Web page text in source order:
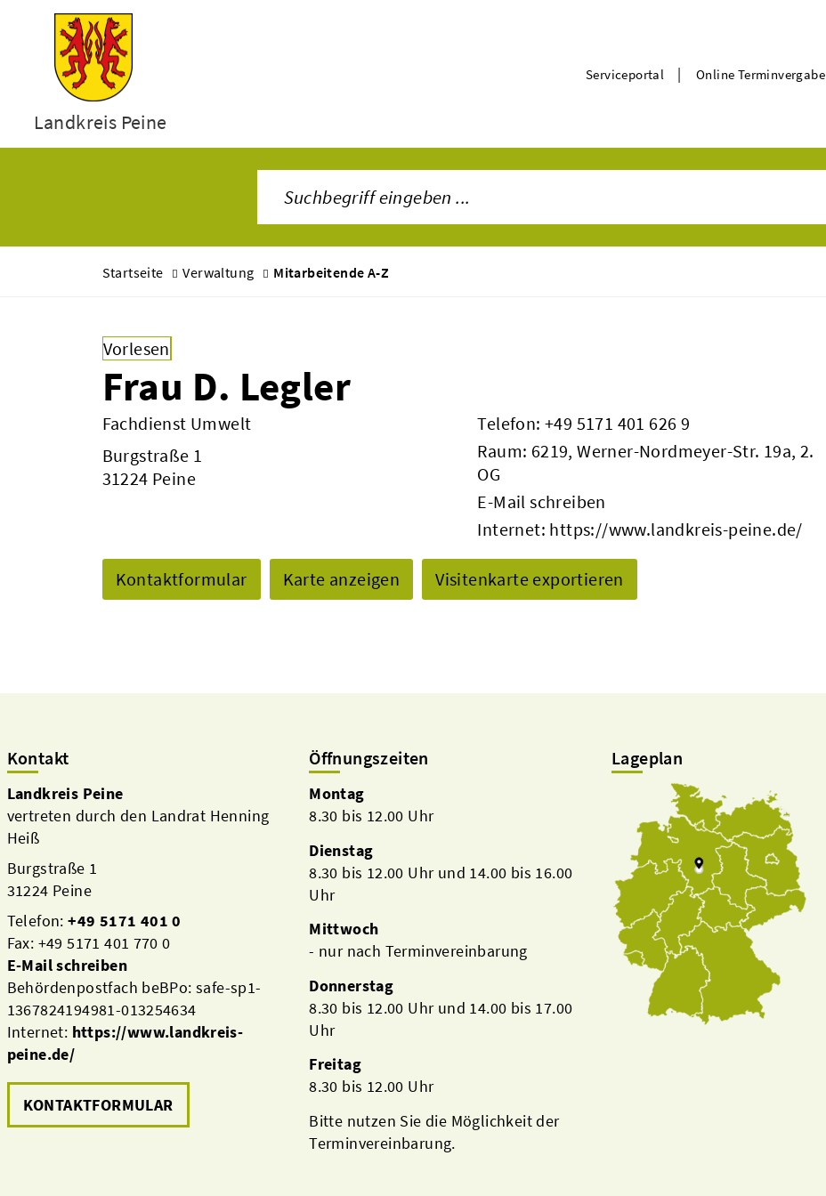
Landkreis Peine
Serviceportal | Online Terminvergabe
Startseite Verwaltung Mitarbeitende A-Z
Vorlesen
Frau D. Legler
Fachdienst Umwelt
Burgstraße 1
31224 Peine
Telefon: +49 5171 401 626 9
Raum: 6219, Werner-Nordmeyer-Str. 19a, 2.
OG
E-Mail schreiben
Internet: https://www.landkreis-peine.de/
Kontaktformular Karte anzeigen Visitenkarte exportieren
Kontakt
Landkreis Peine
vertreten durch den Landrat Henning
Heiß
Burgstraße 1
31224 Peine
Telefon:+49 5171 401 0
Fax: +49 5171 401 770 0
E-Mail schreiben
Behördenpostfach beBPo: safe-sp1-
1367824194981-013254634
Internet: https://www.landkreis-
peine.de/
KONTAKTFORMULAR
Öffnungszeiten
Montag
8.30 bis 12.00 Uhr
Dienstag
8.30 bis 12.00 Uhr und 14.00 bis 16.00
Uhr
Mittwoch
- nur nach Terminvereinbarung
Donnerstag
8.30 bis 12.00 Uhr und 14.00 bis 17.00
Uhr
Freitag
8.30 bis 12.00 Uhr
Bitte nutzen Sie die Möglichkeit der
Terminvereinbarung.
Lageplan